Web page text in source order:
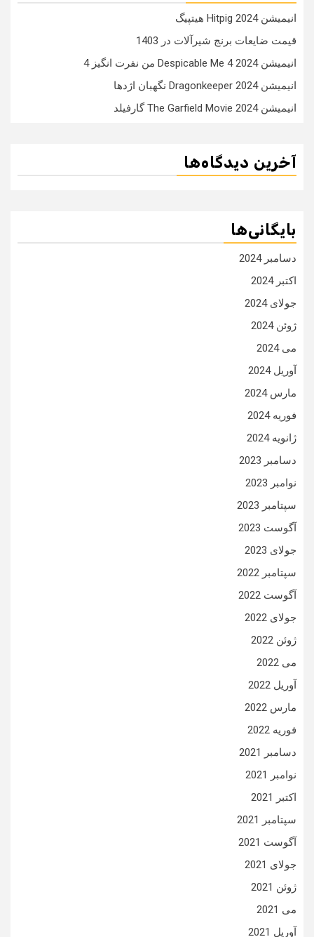
انیمیشن Hitpig 2024 هیتپیگ
قیمت ضایعات برنج شیرآلات در 1403
انیمیشن Despicable Me 4 2024 من نفرت انگیز 4
انیمیشن Dragonkeeper 2024 نگهبان اژدها
انیمیشن The Garfield Movie 2024 گارفیلد
آخرین دیدگاه‌ها
بایگانی‌ها
دسامبر 2024
اکتبر 2024
جولای 2024
ژوئن 2024
می 2024
آوریل 2024
مارس 2024
فوریه 2024
ژانویه 2024
دسامبر 2023
نوامبر 2023
سپتامبر 2023
آگوست 2023
جولای 2023
سپتامبر 2022
آگوست 2022
جولای 2022
ژوئن 2022
می 2022
آوریل 2022
مارس 2022
فوریه 2022
دسامبر 2021
نوامبر 2021
اکتبر 2021
سپتامبر 2021
آگوست 2021
جولای 2021
ژوئن 2021
می 2021
آوریل 2021